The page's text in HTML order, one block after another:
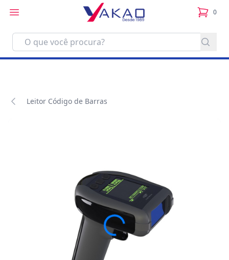
0
itens
Leitor Código de Barras